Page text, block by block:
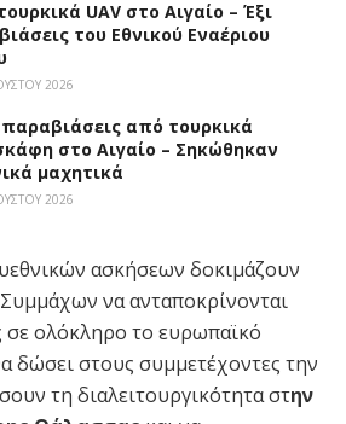
UAV στο Αιγαίο – Έξι
του Εθνικού Εναέριου
2026
από τουρκικά
στο Αιγαίο – Σηκώθηκαν
μαχητικά
2026
ασκήσεων δοκιμάζουν
να ανταποκρίνονται
σε ολόκληρο το ευρωπαϊκό
δώσει στους συμμετέχοντες την
τη διαλειτουργικότητα στην